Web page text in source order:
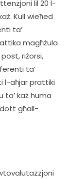
Kull wieħed
ta’
magħżula
riżorsi,
ta’
l-aħjar prattiki
ta’ każ huma
għall-